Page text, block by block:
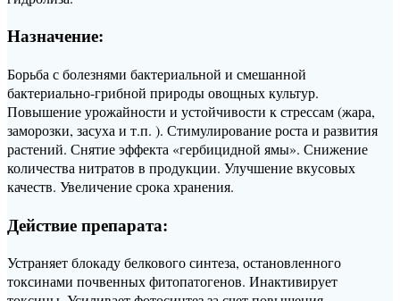
Назначение:
Борьба с болезнями бактериальной и смешанной
бактериально-грибной природы овощных культур.
Повышение урожайности и устойчивости к стрессам (жара,
заморозки, засуха и т.п. ). Стимулирование роста и развития
растений. Снятие эффекта «гербицидной ямы». Снижение
количества нитратов в продукции. Улучшение вкусовых
качеств. Увеличение срока хранения.
Действие препарата:
Устраняет блокаду белкового синтеза, остановленного
токсинами почвенных фитопатогенов. Инактивирует